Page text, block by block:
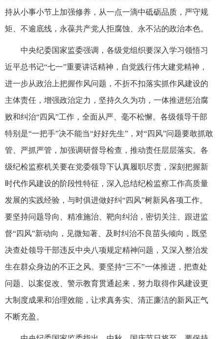
持从小事小节上加强修养，从一点一滴中砥砺品质，严守规
矩、不逾底线，永葆共产党人拒腐蚀、永不沾的政治本色。
中央纪委国家监委强调，各级党组织要深入学习领悟习
近平总书记“七一”重要讲话精神，自觉践行伟大建党精神，
进一步从政治上把握作风问题，不折不扣落实抓作风建设的
主体责任，增强政治定力，坚持久久为功，一体推进惩治腐
败和纠治“四风”工作，全面从严、毫不松懈。各级领导干部
特别是“一把手”决不能当“好好先生”，对“四风”问题要敢抓敢
管、严抓严管，加强调研督导检查，推动责任层层落实。各
级纪检监察机关要在党委领导下认真履职尽责，深刻把握新
时代作风建设的阶段性特征，深入总结纪检监察工作高质量
发展的实践经验，与时俱进做好纠“四风”树新风各项工作。
要坚持问题导向、精准施治、靶向纠治，密切关注、跟进监
督“四风”新动向，见微知著、及时纠治不良苗头倾向，既坚
决查处领导干部违反中央八项规定精神问题，又深入整治发
生在群众身边的不正之风。要坚持“三不”一体推进，把查处
问题、以案促改、警示教育贯通起来，努力取得作风建设更
大制度成果和治理效能，让求真务实、清正廉洁的新风正气
不断充盈。